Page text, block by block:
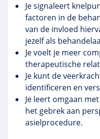
Je signaleert
factoren in de
van de invloed
jezelf als
Je voelt je meer
therapeutische
Je kunt de
identificeren en
Je leert omgaan
het gebrek aan
asielprocedure.